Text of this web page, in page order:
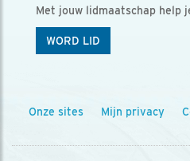
Met jouw lidmaatschap help
WORD LID
Onze sites Mijn privacy